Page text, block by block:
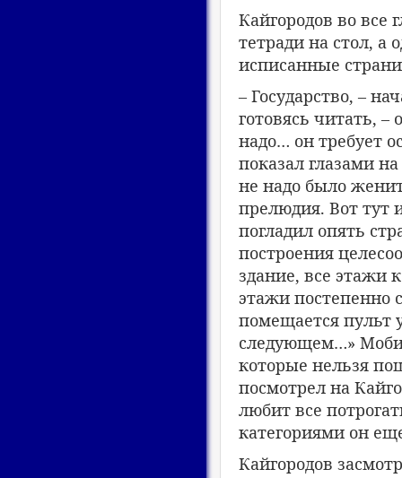
Кайгородов во все
тетради на стол, а
исписанные
– Государство, –
готовясь читать,
надо… он требует
показал глазами
не надо было
прелюдия. Вот тут
погладил опять
построения
здание, все этажи
этажи постепенно
помещается пульт
следующем…»
которые нельзя
посмотрел на
любит все
категориями он
Кайгородов